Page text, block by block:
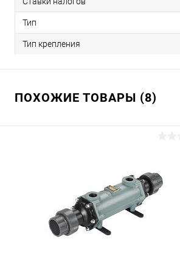
Тип
Тип крепления
ПОХОЖИЕ ТОВАРЫ (8)